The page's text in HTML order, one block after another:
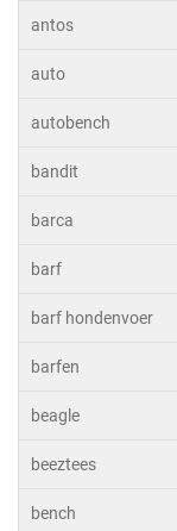
antos
auto
autobench
bandit
barca
barf
barf hondenvoer
barfen
beagle
beeztees
bench